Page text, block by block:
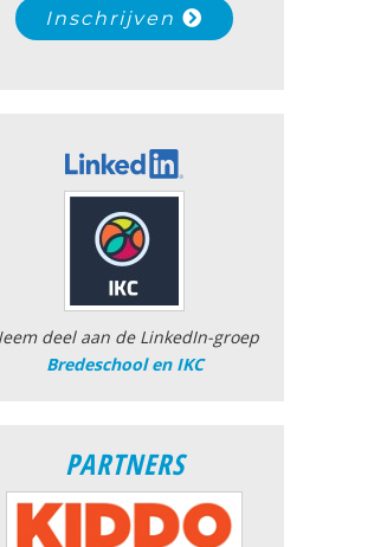
Inschrijven
deel aan de LinkedIn-groep
Bredeschool en IKC
PARTNERS